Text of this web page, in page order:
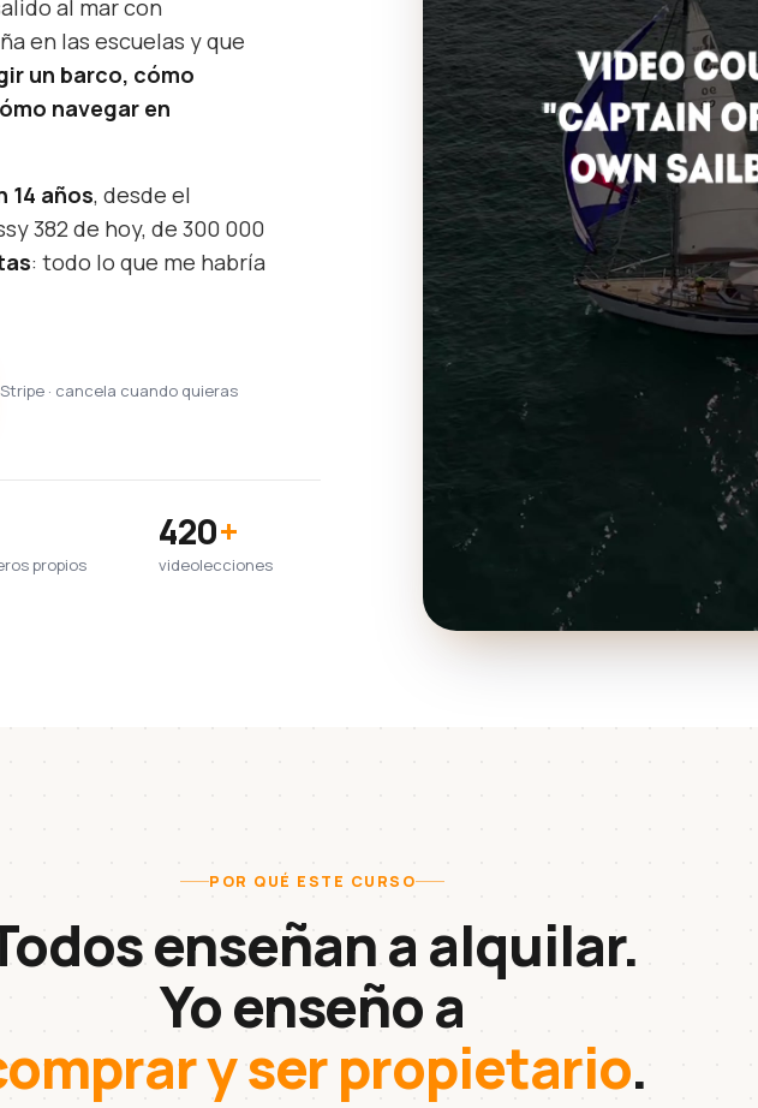
al mar con
en las escuelas y que
un barco, cómo
navegar en
14 años, desde el
382 de hoy, de 300 000
: todo lo que me habría
Stripe · cancela cuando quieras
propios
420+
videolecciones
POR QUÉ ESTE CURSO
enseñan a alquilar.
Yo enseño a
y ser propietario.